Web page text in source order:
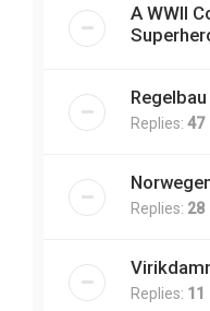
A WWII
Replies: 47
Replies: 28
Replies: 11